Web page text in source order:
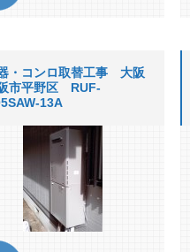
・コンロ取替工事 大阪
市平野区 RUF-
13A